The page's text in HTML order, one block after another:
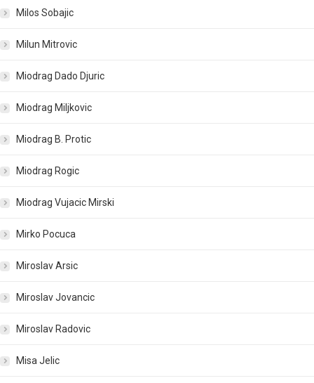
Milos Sobajic
Milun Mitrovic
Miodrag Dado Djuric
Miodrag Miljkovic
Miodrag B. Protic
Miodrag Rogic
Miodrag Vujacic Mirski
Mirko Pocuca
Miroslav Arsic
Miroslav Jovancic
Miroslav Radovic
Misa Jelic